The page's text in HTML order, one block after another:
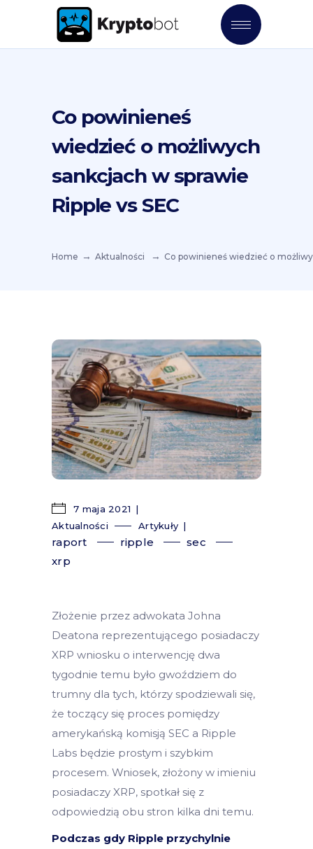
Co powinieneś
wiedzieć o możliwych
sankcjach w sprawie
Ripple vs SEC
Home Aktualności Co powinieneś wiedzieć o
7 maja 2021
Aktualności
Artykuły
raport ripple
sec
xrp
Złożenie przez adwokata Johna
Deatona reprezentującego posiadaczy
XRP wniosku o interwencję dwa
tygodnie temu było gwoździem do
trumny dla tych, którzy spodziewali się,
że toczący się proces pomiędzy
amerykańską komisją SEC a Ripple
Labs będzie prostym i szybkim
procesem. Wniosek, złożony w imieniu
posiadaczy XRP, spotkał się z
odpowiedzią obu stron kilka dni temu.
Podczas gdy Ripple przychylnie